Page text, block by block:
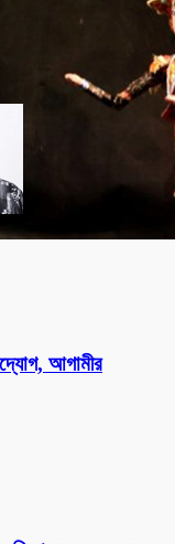
আগামীর